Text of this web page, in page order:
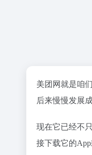
美团网就是咱
后来慢慢发展
现在它已经不
接下载它的App